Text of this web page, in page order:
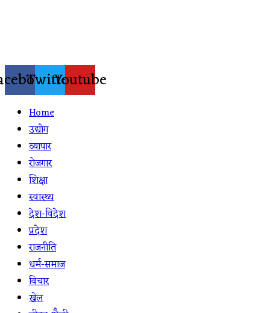
TwitterYoutube
Home
उद्योग
व्यापार
रोजगार
शिक्षा
स्वास्थ्य
देश-विदेश
प्रदेश
राजनीति
धर्म-समाज
विचार
खेल